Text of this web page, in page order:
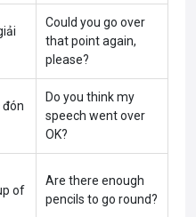
Could you go over
that point again,
please?
đón
Do you think my
speech went over
OK?
of
Are there enough
pencils to go round?